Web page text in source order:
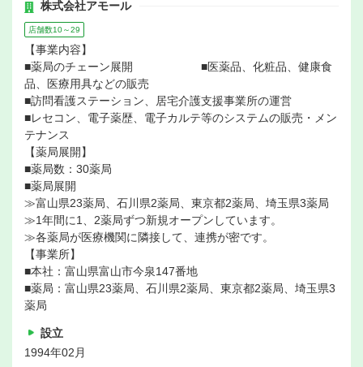
株式会社アモール
店舗数10～29
【事業内容】
■薬局のチェーン展開 ■医薬品、化粧品、健康食
品、医療用具などの販売
■訪問看護ステーション、居宅介護支援事業所の運営
■レセコン、電子薬歴、電子カルテ等のシステムの販売・メン
テナンス
【薬局展開】
■薬局数：30薬局
■薬局展開
≫富山県23薬局、石川県2薬局、東京都2薬局、埼玉県3薬局
≫1年間に1、2薬局ずつ新規オープンしています。
≫各薬局が医療機関に隣接して、連携が密です。
【事業所】
■本社：富山県富山市今泉147番地
■薬局：富山県23薬局、石川県2薬局、東京都2薬局、埼玉県3
薬局
設立
1994年02月